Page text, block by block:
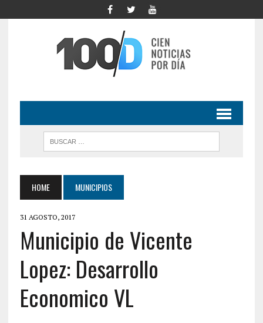
HOME MUNICIPIOS
31 AGOSTO, 2017
Municipio de Vicente
Lopez: Desarrollo
Economico VL